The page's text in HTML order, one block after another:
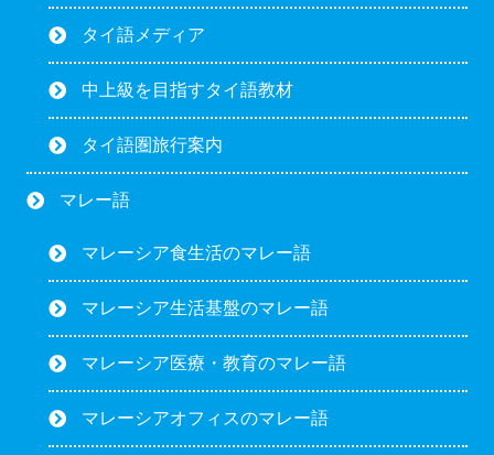
タイ語メディア
中上級を目指すタイ語教材
タイ語圏旅行案内
マレー語
マレーシア食生活のマレー語
マレーシア生活基盤のマレー語
マレーシア医療・教育のマレー語
マレーシアオフィスのマレー語